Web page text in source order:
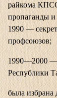
райкома КПСС
пропаганды
1990 —
профсоюзов;
1990—2000 —
Республики
была